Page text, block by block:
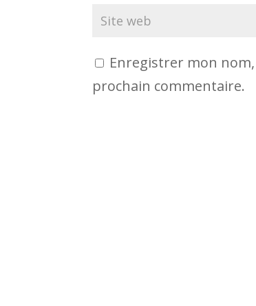
Enregistrer mon
prochain commentaire.